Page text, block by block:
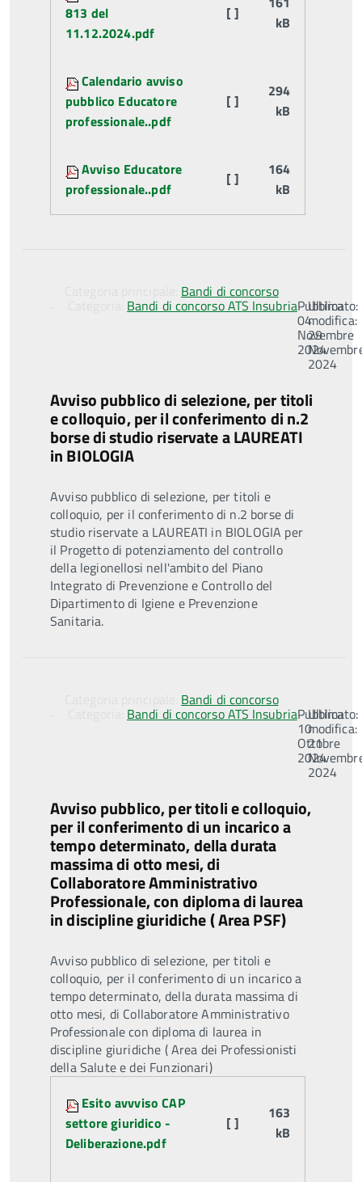
813 del
11.12.2024.pdf
[ ]
kB
Calendario avviso
pubblico Educatore
professionale..pdf
[ ]
294
kB
Avviso Educatore
professionale..pdf
[ ]
164
kB
Bandi di concorso
Bandi di concorso ATS InsubriaPubblicato:
04
Novembre
2024
Ultima
modifica:
29
2024
Avviso pubblico di selezione, per titoli
e colloquio, per il conferimento di n.2
borse di studio riservate a LAUREATI
in BIOLOGIA
Avviso pubblico di selezione, per titoli e
colloquio, per il conferimento di n.2 borse di
studio riservate a LAUREATI in BIOLOGIA per
il Progetto di potenziamento del controllo
della legionellosi nell'ambito del Piano
Integrato di Prevenzione e Controllo del
Dipartimento di Igiene e Prevenzione
Sanitaria.
Bandi di concorso
Bandi di concorso ATS InsubriaPubblicato:
10
Ottobre
2024
Ultima
modifica:
21
2024
Avviso pubblico, per titoli e colloquio,
per il conferimento di un incarico a
tempo determinato, della durata
massima di otto mesi, di
Collaboratore Amministrativo
Professionale, con diploma di laurea
in discipline giuridiche ( Area PSF)
Avviso pubblico di selezione, per titoli e
colloquio, per il conferimento di un incarico a
tempo determinato, della durata massima di
otto mesi, di Collaboratore Amministrativo
Professionale con diploma di laurea in
discipline giuridiche ( Area dei Professionisti
della Salute e dei Funzionari)
Esito avvviso CAP
settore giuridico -
Deliberazione.pdf
[ ]
163
kB